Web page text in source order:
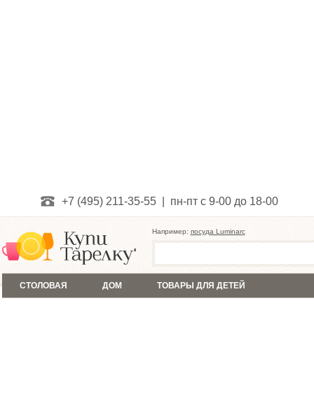
+7 (495) 211-35-55 | пн-пт с 9-00 до 18-00
Например: посуда Luminarc
СТОЛОВАЯ ДОМ ТОВАРЫ ДЛЯ ДЕТЕЙ